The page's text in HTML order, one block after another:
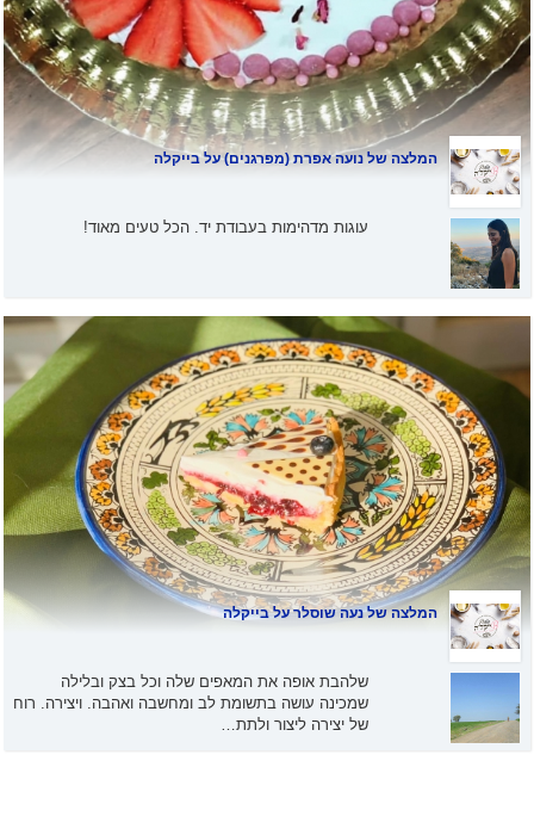
המלצה שלנועה אפרת (מפרגנים)על בייקלה
עוגות מדהימות בעבודת יד. הכל טעים מאוד!
המלצה שלנעה שוסלרעל בייקלה
שלהבת אופה את המאפים שלה וכל בצק ובלילה
שמכינה עושה בתשומת לב ומחשבה ואהבה. ויצירה. רוח
של יצירה ליצור ולתת…